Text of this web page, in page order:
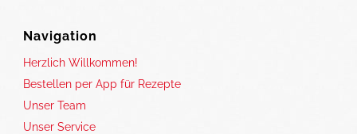
Navigation
Herzlich Willkommen!
Bestellen per App für Rezepte
Unser Team
Unser Service